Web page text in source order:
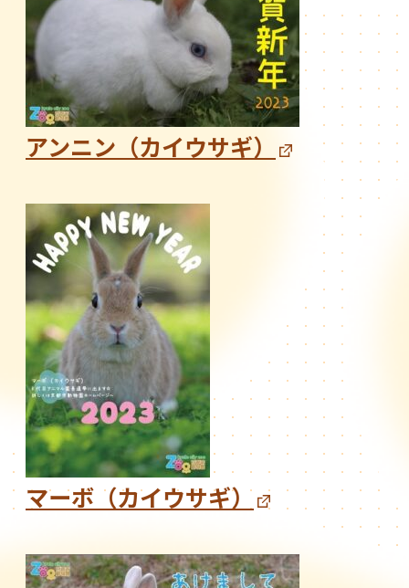
アンニン（カイウサギ）
マーボ（カイウサギ）